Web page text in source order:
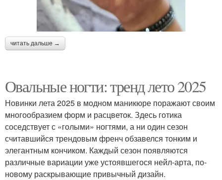
читать дальше →
Овальные ногти: тренд лето 2025
Новинки лета 2025 в модном маникюре поражают своим
многообразием форм и расцветок. Здесь готика
соседствует с «голыми» ногтями, а ни один сезон
считавшийся трендовым френч обзавелся тонким и
элегантным кончиком. Каждый сезон появляются
различные вариации уже устоявшегося нейл-арта, по-
новому раскрывающие привычный дизайн.